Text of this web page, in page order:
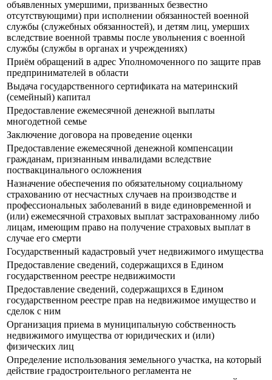
объявленных умершими, призванных безвестно
отсутствующими) при исполнении обязанностей военной
службы (служебных обязанностей), и детям лиц, умерших
вследствие военной травмы после увольнения с военной
службы (службы в органах и учреждениях)
Приём обращений в адрес Уполномоченного по защите прав
предпринимателей в области
Выдача государственного сертификата на материнский
(семейный) капитал
Предоставление ежемесячной денежной выплаты
многодетной семье
Заключение договора на проведение оценки
Предоставление ежемесячной денежной компенсации
гражданам, признанным инвалидами вследствие
поствакцинального осложнения
Назначение обеспечения по обязательному социальному
страхованию от несчастных случаев на производстве и
профессиональных заболеваний в виде единовременной и
(или) ежемесячной страховых выплат застрахованному либо
лицам, имеющим право на получение страховых выплат в
случае его смерти
Государственный кадастровый учет недвижимого имущества
Предоставление сведений, содержащихся в Едином
государственном реестре недвижимости
Предоставление сведений, содержащихся в Едином
государственном реестре прав на недвижимое имущество и
сделок с ним
Организация приема в муниципальную собственность
недвижимого имущества от юридических и (или)
физических лиц
Определение использования земельного участка, на который
действие градостроительного регламента не